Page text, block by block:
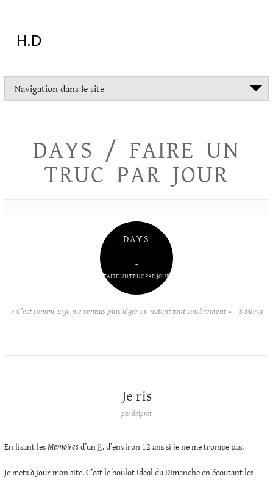
H.D
Navigation dans le site
DAYS / FAIRE UN
TRUC PAR JOUR
DAYS
–
FAIRE UN TRUC PAR JOUR
« C’est comme si je me sentais plus léger en notant tout sincèrement » – S Maraï
Je ris
pardelprat
En lisant lesMemoiresd’unR. d’environ 12 ans si je ne me trompe pas.
Je mets à jour mon site. C’est le boulot ideal du Dimanche en écoutant les